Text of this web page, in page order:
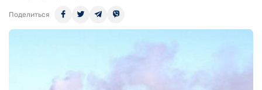
Поделиться